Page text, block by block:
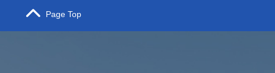
Page Top